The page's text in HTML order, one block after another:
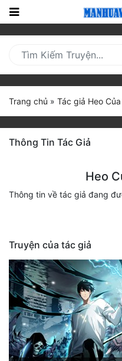
Nhật
(current)
BXH
Truyện HOT
Hoàn Thành
Cổ Đại
Hiện đại
Huyền Huyễn
Hài Hước
Trang chủ » Tác giả Heo
Thông Tin Tác Giả
Heo
Thông tin về tác giả đang
Truyện của tác giả